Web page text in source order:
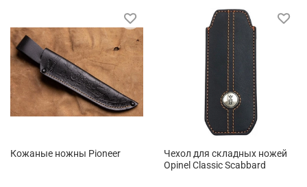
Кожаные ножны Pioneer
Чехол для складных ножей
Opinel Classic Scabbard